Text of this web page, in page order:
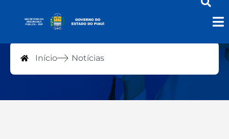
Notícias
Início Notícias